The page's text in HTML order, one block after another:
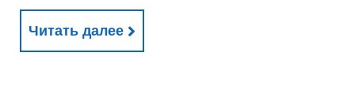
Читать далее